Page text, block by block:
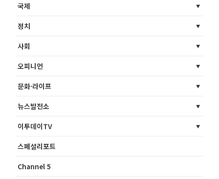
국제
정치
사회
오피니언
문화·라이프
뉴스발전소
이투데이TV
스페셜리포트
Channel 5